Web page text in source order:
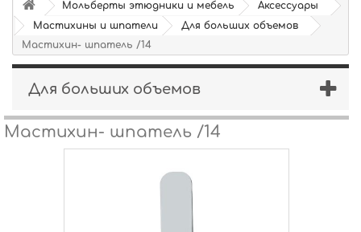
Мольберты этюдники и мебель
Аксессуары
Мастихины и шпатели
Для больших объемов
Мастихин- шпатель /14
Для больших объемов
Мастихин- шпатель /14